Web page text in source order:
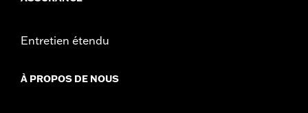
Entretien étendu
À PROPOS DE NOUS